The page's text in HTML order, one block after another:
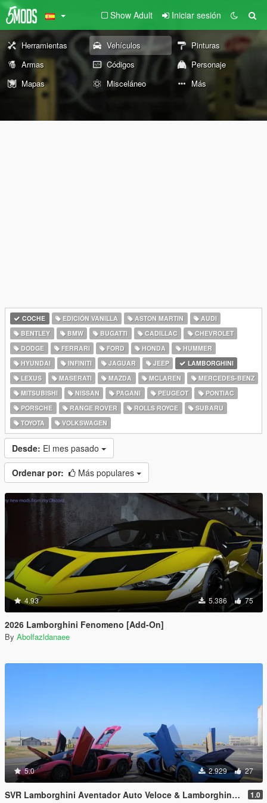
Show Adult Iniciar sesión
Herramientas Vehículos
Pinturas
Armas
Códigos
Personaje
Mapas
Misceláneo Más
COCHE EDICIÓN VANILLA ASTON MARTIN
AUDI
BENTLEY
BMW BUGATTI CADILLAC
CHEVROLET
DODGE
FERRARI FORD HONDA
HUMMER
HYUNDAI
INFINITI JAGUAR JEEP
LAMBORGHINI
LEXUS
MASERATI MAZDA MCLAREN
MERCEDES-BENZ
MITSUBISHI
NISSAN PAGANI PEUGEOT
PONTIAC
PORSCHE
RANGE ROVER ROLLS ROYCE
SUBARU
TOYOTA
VOLKSWAGEN
Desde: El mes pasado
Ordenar por: Más populares
4.93 5.386 75
2026 Lamborghini Fenomeno [Add-On]
By Abolfazldanaee
5.0 2.929 27
SVR Lamborghini Aventador Auto Veloce & Lamborghini Aventador LP780-4 Ultimae [Add-On | Legacy | Enhanced] 1.0